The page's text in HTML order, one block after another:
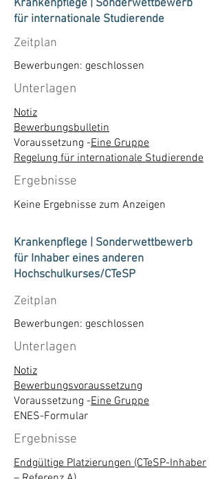
Krankenpflege | Sonderwettbewerb
für internationale Studierende
Zeitplan
Bewerbungen: geschlossen
Unterlagen
Notiz
Bewerbungsbulletin
Voraussetzung -Eine Gruppe
Regelung für internationale Studierende
Ergebnisse
Keine Ergebnisse zum Anzeigen
Krankenpflege | Sonderwettbewerb
für Inhaber eines anderen
Hochschulkurses/CTeSP
Zeitplan
Bewerbungen: geschlossen
Unterlagen
Notiz
Bewerbungsvoraussetzung
Voraussetzung -Eine Gruppe
ENES-Formular
Ergebnisse
Endgültige Platzierungen (CTeSP-Inhaber